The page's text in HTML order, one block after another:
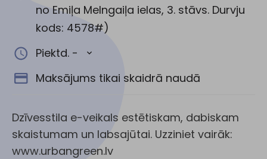
no Emiļa Melngaiļa ielas, 3. stāvs. Durvju
kods: 4578#)
Piektd. -
Maksājums tikai skaidrā naudā
Dzīvesstila e-veikals estētiskam, dabiskam
skaistumam un labsajūtai. Uzziniet vairāk:
www.urbangreen.lv